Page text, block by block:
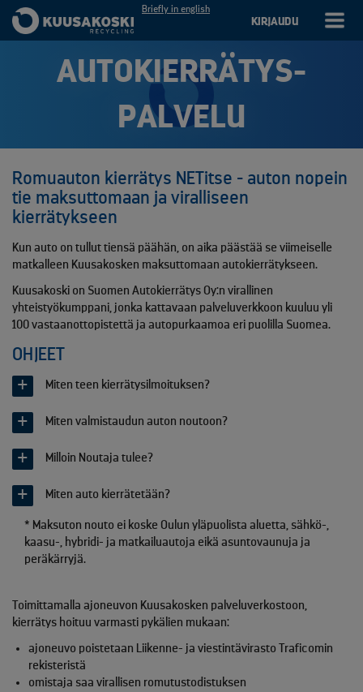
Briefly in english
KIRJAUDU
AUTOKIERRÄTYS­
PALVELU
Romuauton kierrätys NETitse - auton nopein
tie maksuttomaan ja viralliseen
kierrätykseen
Kun auto on tullut tiensä päähän, on aika päästää se viimeiselle
matkalleen Kuusakosken maksuttomaan autokierrätykseen.
Kuusakoski on Suomen Autokierrätys Oy:n virallinen
yhteistyökumppani, jonka kattavaan palveluverkkoon kuuluu yli
100 vastaanottopistettä ja autopurkaamoa eri puolilla Suomea.
OHJEET
Miten teen kierrätysilmoituksen?
Miten valmistaudun auton noutoon?
Milloin Noutaja tulee?
Miten auto kierrätetään?
* Maksuton nouto ei koske Oulun yläpuolista aluetta, sähkö-,
kaasu-, hybridi- ja matkailuautoja eikä asuntovaunuja ja
peräkärryjä.
Toimittamalla ajoneuvon Kuusakosken palveluverkostoon,
kierrätys hoituu varmasti pykälien mukaan:
ajoneuvo poistetaan Liikenne- ja viestintävirasto Traficomin
rekisteristä
omistaja saa virallisen romutustodistuksen